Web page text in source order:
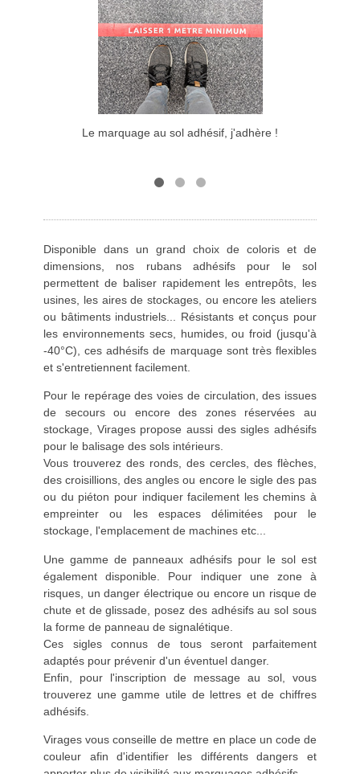
Le marquage au sol adhésif, j'adhère !
Disponible dans un grand choix de coloris et de
dimensions, nos rubans adhésifs pour le sol
permettent de baliser rapidement les entrepôts, les
usines, les aires de stockages, ou encore les ateliers
ou bâtiments industriels... Résistants et conçus pour
les environnements secs, humides, ou froid (jusqu'à
-40°C), ces adhésifs de marquage sont très flexibles
et s'entretiennent facilement.
Pour le repérage des voies de circulation, des issues
de secours ou encore des zones réservées au
stockage, Virages propose aussi des sigles adhésifs
pour le balisage des sols intérieurs.
Vous trouverez des ronds, des cercles, des flèches,
des croisillions, des angles ou encore le sigle des pas
ou du piéton pour indiquer facilement les chemins à
empreinter ou les espaces délimitées pour le
stockage, l'emplacement de machines etc...
Une gamme de panneaux adhésifs pour le sol est
également disponible. Pour indiquer une zone à
risques, un danger électrique ou encore un risque de
chute et de glissade, posez des adhésifs au sol sous
la forme de panneau de signalétique.
Ces sigles connus de tous seront parfaitement
adaptés pour prévenir d'un éventuel danger.
Enfin, pour l'inscription de message au sol, vous
trouverez une gamme utile de lettres et de chiffres
adhésifs.
Virages vous conseille de mettre en place un code de
couleur afin d'identifier les différents dangers et